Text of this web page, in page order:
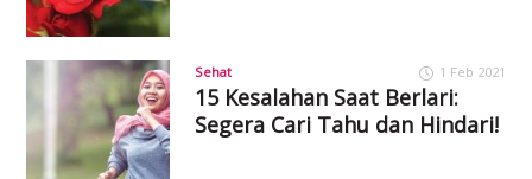
Sehat 1 Feb 2021
15 Kesalahan Saat Berlari:
Segera Cari Tahu dan Hindari!